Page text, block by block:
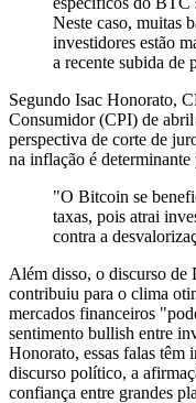
Neste caso, muitas
investidores estão
a recente subida de
Segundo Isac Honorato,
Consumidor (CPI) de
perspectiva de corte de
na inflação é
"O Bitcoin se
taxas, pois atrai
contra a
Além disso, o discurso de
contribuiu para o clima
mercados financeiros
sentimento bullish entre
Honorato, essas falas têm
discurso político, a
confiança entre grandes